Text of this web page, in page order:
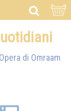
di Omraam